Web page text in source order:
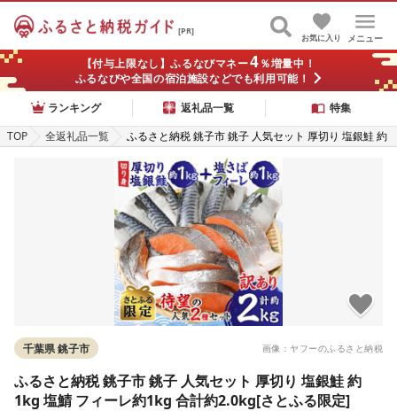
[PR]
メニュー
お気に入り
【付与上限なし】ふるなびマネー4％増量中！
ふるなびや全国の宿泊施設などでも利用可能！
ランキング
返礼品一覧
特集
TOP
全返礼品一覧
ふるさと納税 銚子市 銚子 人気セット 厚切り 塩銀鮭 約
1kg 塩鯖 フィーレ約1kg 合計約2.0kg[さとふる限定]
画像：ヤフーのふるさと納税
千葉県 銚子市
ふるさと納税 銚子市 銚子 人気セット 厚切り 塩銀鮭 約
1kg 塩鯖 フィーレ約1kg 合計約2.0kg[さとふる限定]